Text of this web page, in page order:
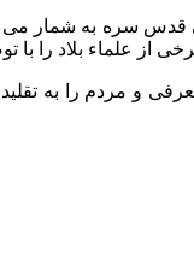
از علماء بلاد را
و مردم را به